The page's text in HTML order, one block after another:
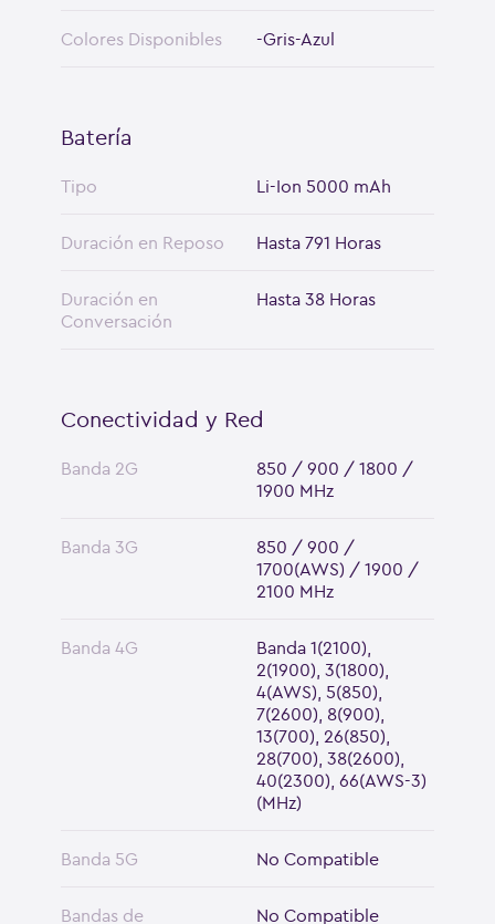
Colores Disponibles -Gris-Azul
Batería
Tipo Li-Ion 5000 mAh
Duración en Reposo Hasta 791 Horas
Duración en
Conversación
Hasta 38 Horas
Conectividad y Red
Banda 2G
850 / 900 / 1800 /
1900 MHz
Banda 3G
850 / 900 /
1700(AWS) / 1900 /
2100 MHz
Banda 4G
Banda 1(2100),
2(1900), 3(1800),
4(AWS), 5(850),
7(2600), 8(900),
13(700), 26(850),
28(700), 38(2600),
40(2300), 66(AWS-3)
(MHz)
Banda 5G No Compatible
Bandas de No Compatible